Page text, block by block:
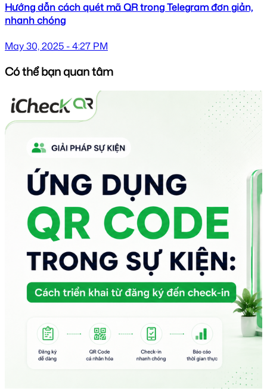
Hướng dẫn cách quét mã QR trong Telegram đơn giản,
nhanh chóng
May 30, 2025 - 4:27 PM
Có thể bạn quan tâm